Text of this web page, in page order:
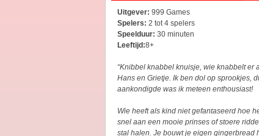
Uitgever: 999 Games
Spelers: 2 tot 4 spelers
Speelduur: 30 minuten
Leeftijd:8+
“Knibbel knabbel knuisje, wie knabbelt er
Hans en Grietje. Ik ben dol op sprookjes,
aankondigde was ik meteen enthousiast!
Wie heeft als kind niet gefantaseerd hoe
snel aan een mooie prinses of stoere
stal halen. Je bouwt je eigen gingerbread